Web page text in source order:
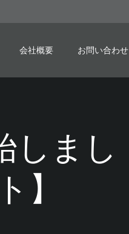
会社概要 お問い合わせ
しまし
】